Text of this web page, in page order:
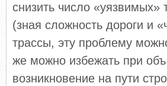
снизить число «уязвимых»
(зная сложность дороги и
трассы, эту проблему
же можно избежать при
возникновение на пути